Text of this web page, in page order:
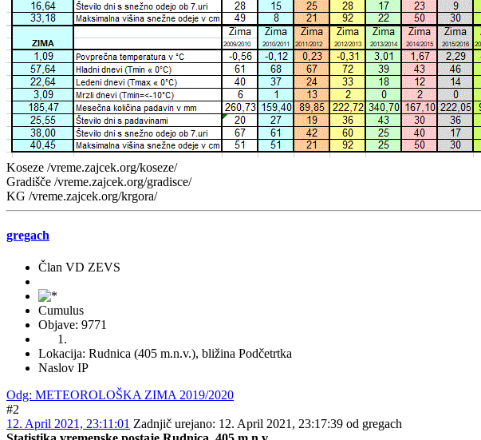
Koseze /vreme.zajcek.org/koseze/
Gradišče /vreme.zajcek.org/gradisce/
KG /vreme.zajcek.org/krgora/
gregach
Član VD ZEVS
Cumulus
Objave: 9771
Lokacija: Rudnica (405 m.n.v.), bližina Podčetrtka
Naslov IP
Odg: METEOROLOŠKA ZIMA 2019/2020
#2
12. April 2021, 23:11:01 Zadnjič urejano: 12. April 2021, 23:17:39 od gregach